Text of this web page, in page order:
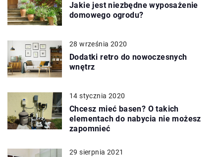
Jakie jest niezbędne wyposażenie
domowego ogrodu?
28 września 2020
Dodatki retro do nowoczesnych
wnętrz
14 stycznia 2020
Chcesz mieć basen? O takich
elementach do nabycia nie możesz
zapomnieć
29 sierpnia 2021